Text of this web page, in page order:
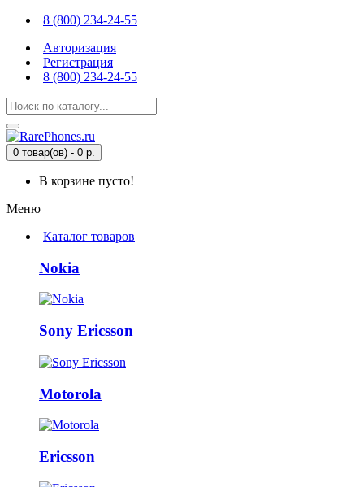
8 (800) 234-24-55
Авторизация
Регистрация
8 (800) 234-24-55
0 товар(ов) - 0 р.
В корзине пусто!
Меню
Каталог товаров
Nokia
Sony Ericsson
Motorola
Ericsson